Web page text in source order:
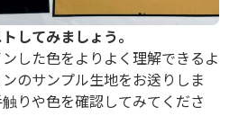
してみましょう。
した色をよりよく理解できるよ
のサンプル生地をお送りしま
りや色を確認してみてくださ